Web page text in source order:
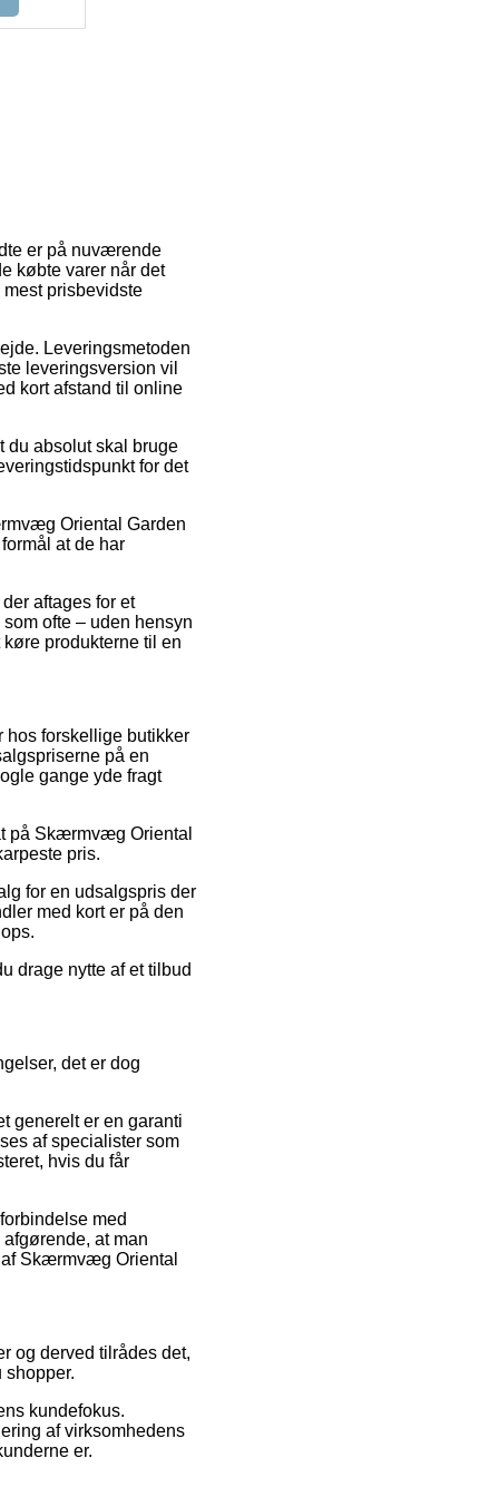
er på nuværende
købte varer når det
prisbevidste
Leveringsmetoden
leveringsversion vil
kort afstand til online
absolut skal bruge
for det
Oriental Garden
at de har
aftages for et
ofte – uden hensyn
produkterne til en
hos forskellige butikker
på en
gange yde fragt
på Skærmvæg Oriental
pris.
for en udsalgspris der
med kort er på den
drage nytte af et tilbud
det er dog
generelt er en garanti
af specialister som
hvis du får
med
at man
Skærmvæg Oriental
og derved tilrådes det,
kundefokus.
af virksomhedens
er.